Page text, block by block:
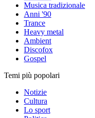
Musica tradizionale
Anni '90
Trance
Heavy metal
Ambient
Discofox
Gospel
Temi più popolari
Notizie
Cultura
Lo sport